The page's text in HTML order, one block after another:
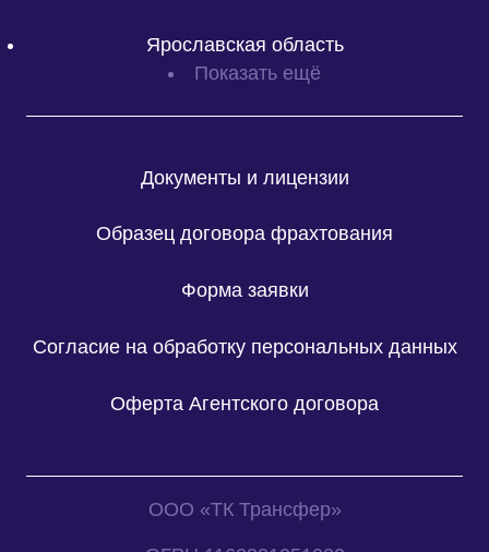
Ярославская область
Показать ещё
Документы и лицензии
Образец договора фрахтования
Форма заявки
Согласие на обработку персональных данных
Оферта Агентского договора
ООО «ТК Трансфер»